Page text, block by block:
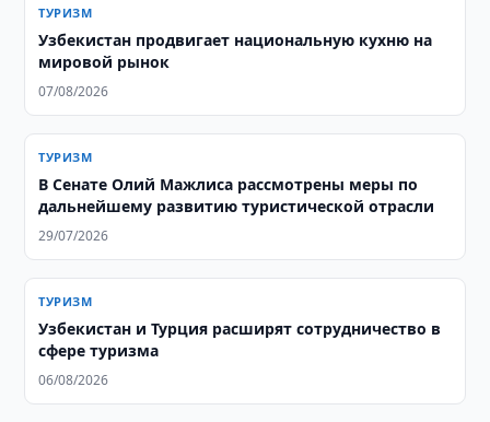
ТУРИЗМ
Узбекистан продвигает национальную кухню на
мировой рынок
07/08/2026
ТУРИЗМ
В Сенате Олий Мажлиса рассмотрены меры по
дальнейшему развитию туристической отрасли
29/07/2026
ТУРИЗМ
Узбекистан и Турция расширят сотрудничество в
сфере туризма
06/08/2026